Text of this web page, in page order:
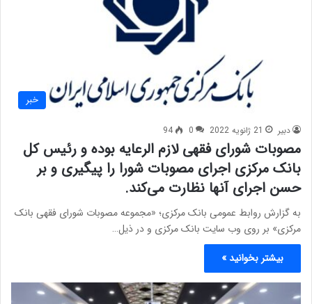
خبر
دبیر 21 ژانویه 2022 0
94
مصوبات شورای فقهی لازم‌ الرعایه بوده و رئیس کل
بانک مرکزی اجرای مصوبات شورا را پیگیری و بر
حسن اجرای آنها نظارت می‌کند.
به گزارش روابط عمومی بانک مرکزی؛ «مجموعه مصوبات شورای فقهی بانک
مرکزی» بر روی وب سایت بانک مرکزی و در ذیل…
بیشتر بخوانید »